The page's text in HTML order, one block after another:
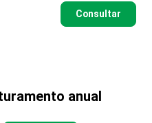
Consultar
anual